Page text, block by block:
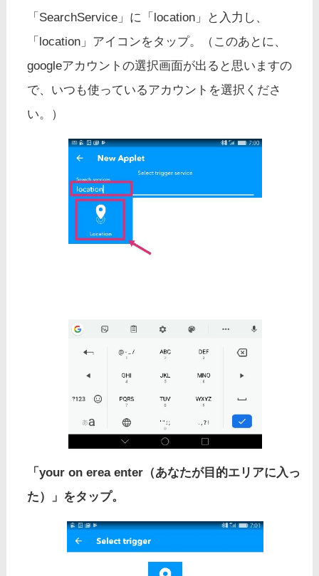
「SearchService」に「location」と入力し、
「location」アイコンをタップ。（このあとに、
googleアカウントの選択画面が出ると思いますの
で、いつも使っているアカウントを選択くださ
い。）
「your on erea enter（あなたが目的エリアに入っ
た）」をタップ。